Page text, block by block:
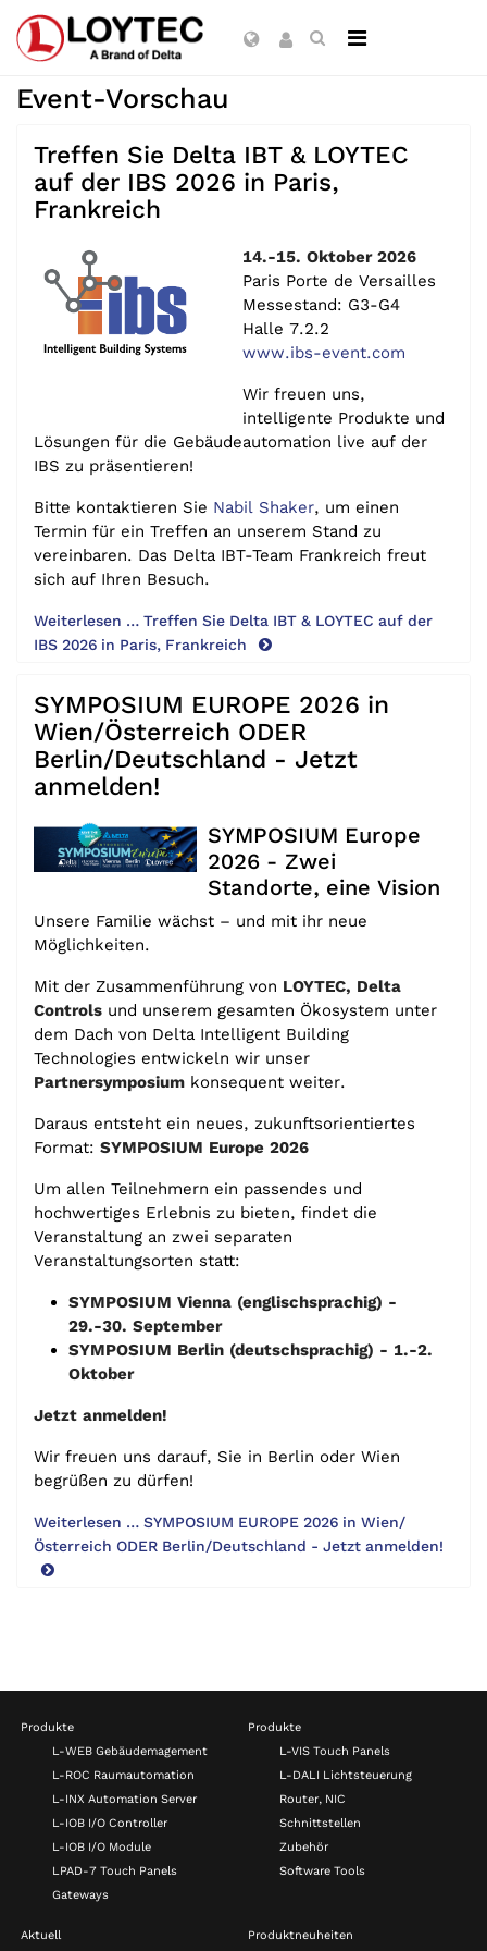
Event-Vorschau
Treffen Sie Delta IBT & LOYTEC
auf der IBS 2026 in Paris,
Frankreich
14.-15. Oktober 2026
Paris Porte de Versailles
Messestand: G3-G4
Halle 7.2.2
www.ibs-event.com
Wir freuen uns,
intelligente Produkte und
Lösungen für die Gebäudeautomation live auf der
IBS zu präsentieren!
Bitte kontaktieren Sie Nabil Shaker, um einen
Termin für ein Treffen an unserem Stand zu
vereinbaren. Das Delta IBT-Team Frankreich freut
sich auf Ihren Besuch.
Weiterlesen … Treffen Sie Delta IBT & LOYTEC auf der
IBS 2026 in Paris, Frankreich
SYMPOSIUM EUROPE 2026 in
Wien/Österreich ODER
Berlin/Deutschland - Jetzt
anmelden!
SYMPOSIUM Europe
2026 - Zwei
Standorte, eine Vision
Unsere Familie wächst – und mit ihr neue
Möglichkeiten.
Mit der Zusammenführung von LOYTEC, Delta
Controls und unserem gesamten Ökosystem unter
dem Dach von Delta Intelligent Building
Technologies entwickeln wir unser
Partnersymposium konsequent weiter.
Daraus entsteht ein neues, zukunftsorientiertes
Format: SYMPOSIUM Europe 2026
Um allen Teilnehmern ein passendes und
hochwertiges Erlebnis zu bieten, findet die
Veranstaltung an zwei separaten
Veranstaltungsorten statt:
SYMPOSIUM Vienna (englischsprachig) -
29.-30. September
SYMPOSIUM Berlin (deutschsprachig) - 1.-2.
Oktober
Jetzt anmelden!
Wir freuen uns darauf, Sie in Berlin oder Wien
begrüßen zu dürfen!
Weiterlesen … SYMPOSIUM EUROPE 2026 in Wien/
Österreich ODER Berlin/Deutschland - Jetzt anmelden!
Produkte
L-WEB Gebäudemagement
L-ROC Raumautomation
L-INX Automation Server
L-IOB I/O Controller
L-IOB I/O Module
LPAD-7 Touch Panels
Gateways
Produkte
L-VIS Touch Panels
L-DALI Lichtsteuerung
Router, NIC
Schnittstellen
Zubehör
Software Tools
Aktuell Produktneuheiten